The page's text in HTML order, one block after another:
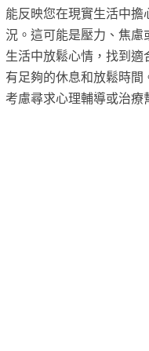
能反映您在現實生活中
況。這可能是壓力、焦慮
生活中放鬆心情，找到
有足夠的休息和放鬆時間
考慮尋求心理輔導或治療